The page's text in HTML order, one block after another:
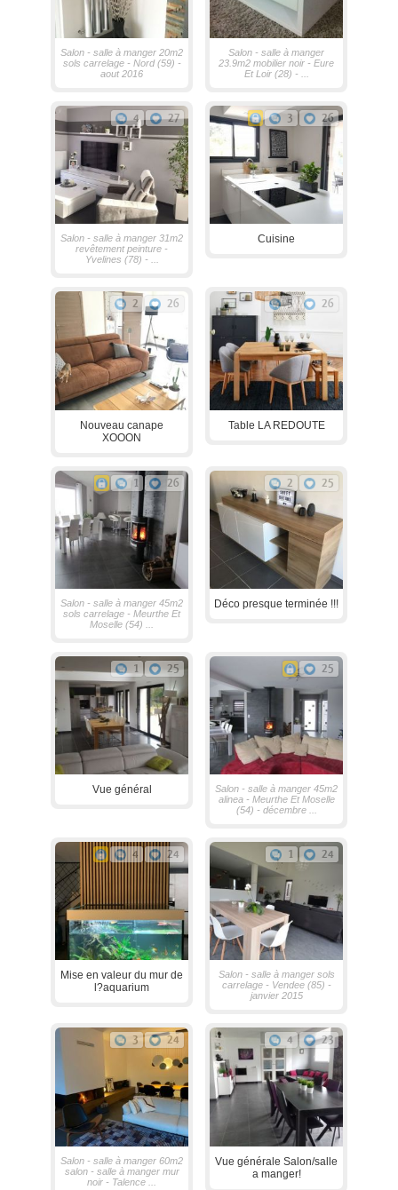
Salon - salle à manger 20m2
sols carrelage - Nord (59) -
aout 2016
Salon - salle à manger
23.9m2 mobilier noir - Eure
Et Loir (28) - ...
4 27
Salon - salle à manger 31m2
revêtement peinture -
Yvelines (78) - ...
3 26
Cuisine
2 26
Nouveau canape
XOOON
5 26
Table LA REDOUTE
1 26
Salon - salle à manger 45m2
sols carrelage - Meurthe Et
Moselle (54) ...
2 25
Déco presque terminée !!!
1 25
Vue général
25
Salon - salle à manger 45m2
alinea - Meurthe Et Moselle
(54) - décembre ...
4 24
Mise en valeur du mur de
l?aquarium
1 24
Salon - salle à manger sols
carrelage - Vendee (85) -
janvier 2015
3 24
Salon - salle à manger 60m2
salon - salle à manger mur
noir - Talence ...
4 23
Vue générale Salon/salle
a manger!